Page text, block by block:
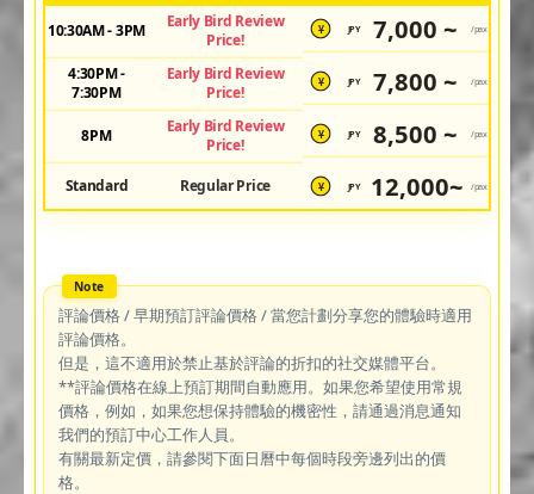
10:30AM - 3PM
Early Bird Review
Price!
¥ JPY 7,000 ~ /pax
4:30PM -
7:30PM
Early Bird Review
Price!
¥ JPY 7,800 ~ /pax
8PM
Early Bird Review
Price!
¥ JPY 8,500 ~ /pax
Standard Regular Price ¥ JPY 12,000~ /pax
評論價格 / 早期預訂評論價格 / 當您計劃分享您的體驗時適用
評論價格。
但是，這不適用於禁止基於評論的折扣的社交媒體平台。
**評論價格在線上預訂期間自動應用。如果您希望使用常規
價格，例如，如果您想保持體驗的機密性，請通過消息通知
我們的預訂中心工作人員。
有關最新定價，請參閱下面日曆中每個時段旁邊列出的價
格。